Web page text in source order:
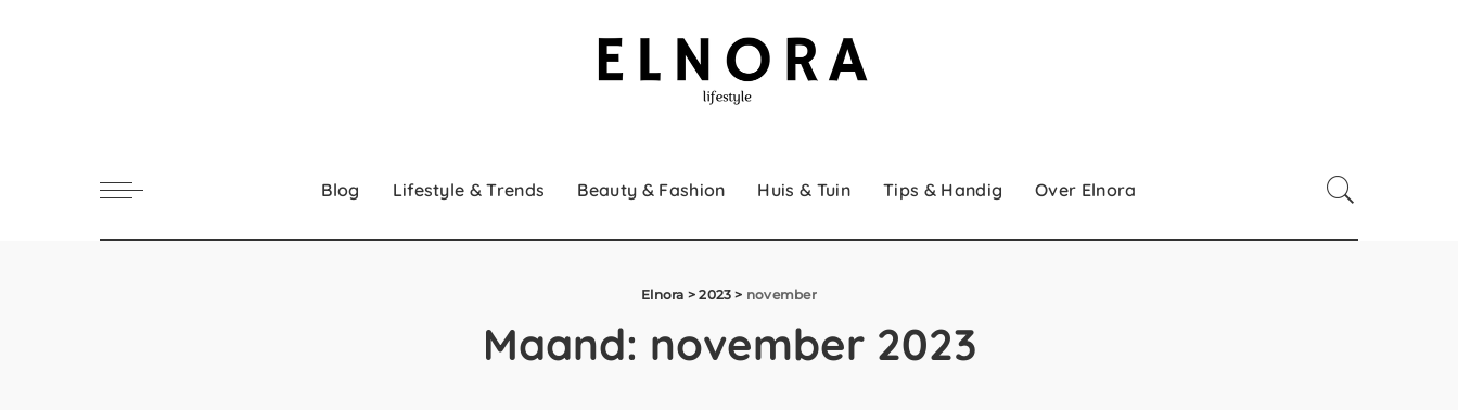
Blog Lifestyle & Trends Beauty & Fashion Huis & Tuin Tips & Handig Over Elnora
Elnora >2023 > november
Maand: november 2023